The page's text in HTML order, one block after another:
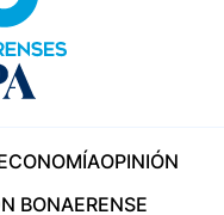
OPINIÓN
BONAERENSE